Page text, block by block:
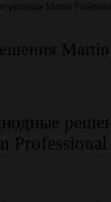
решения Martin